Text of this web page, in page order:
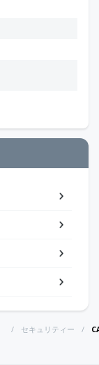
セキュリティー